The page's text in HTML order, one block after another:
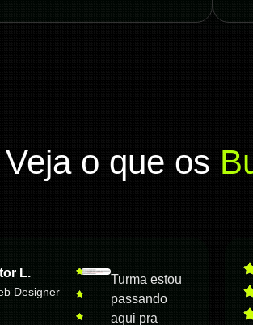
Veja o que os
L.
Designer
Turma estou
passando
aqui pra